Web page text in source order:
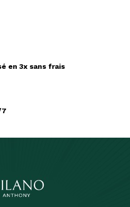
en 3x sans frais
7